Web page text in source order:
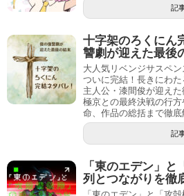
記
十字架のろくにん
讐劇が迎えた最後
大人気リベンジサスペ
ついに完結！長きにわた
主人公・漆間俊が迎え
極京との最終決戦の行
命、作品の総括まで徹底
記
「東のエデン」
列とつながりを徹